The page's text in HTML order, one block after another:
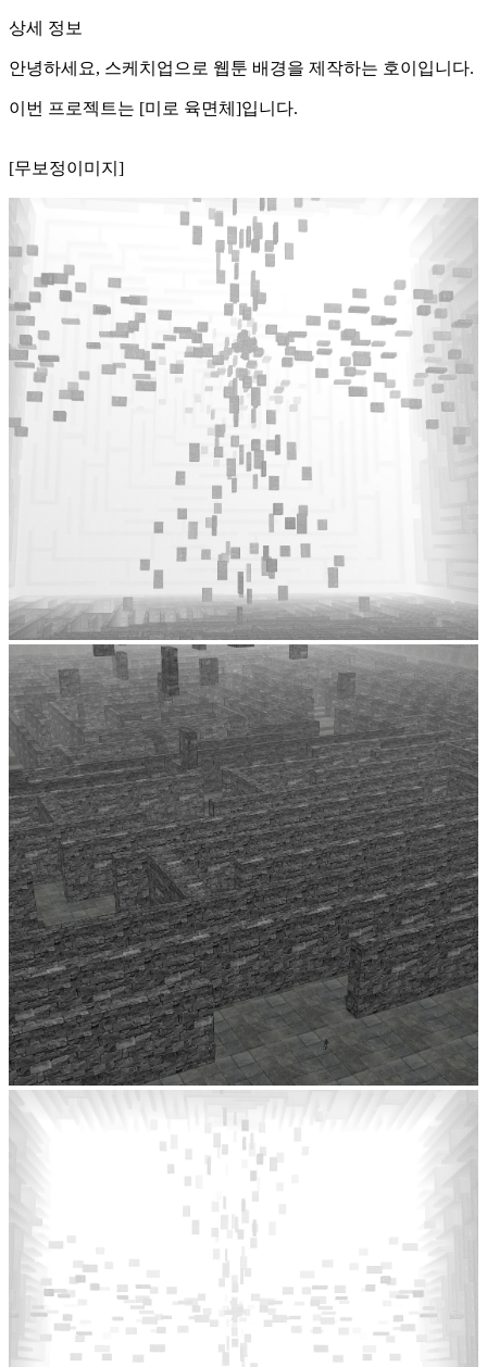
상세 정보
안녕하세요, 스케치업으로 웹툰 배경을 제작하는 호이입니다.
이번 프로젝트는 [미로 육면체]입니다.
[무보정이미지]